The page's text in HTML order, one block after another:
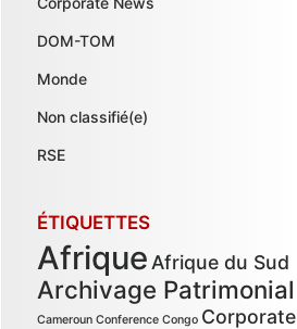
DOM-TOM
Monde
Non classifié(e)
RSE
ÉTIQUETTES
Afrique Afrique du Sud
Archivage Patrimonial
Cameroun Conference Congo Corporate